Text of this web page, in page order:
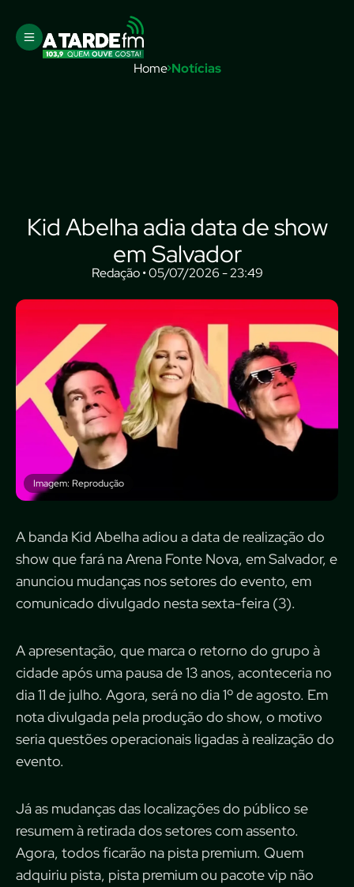
Home Notícias
Kid Abelha adia data de show
em Salvador
Redação • 05/07/2026 - 23:49
Imagem: Reprodução
A banda Kid Abelha adiou a data de realização do
show que fará na Arena Fonte Nova, em Salvador, e
anunciou mudanças nos setores do evento, em
comunicado divulgado nesta sexta-feira (3).
A apresentação, que marca o retorno do grupo à
cidade após uma pausa de 13 anos, aconteceria no
dia 11 de julho. Agora, será no dia 1º de agosto. Em
notadivulgada pela produção do show, o motivo
seria questões operacionais ligadas à realização do
evento.
Já as mudanças das localizações do público se
resumem à retirada dos setores com assento.
Agora, todos ficarão na pista premium. Quem
adquiriu pista, pista premium ou pacote vip não